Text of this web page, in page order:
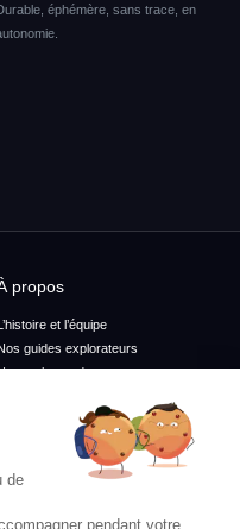
éphémère, sans trace, en
propos
et l’équipe
guides explorateurs
ambassadeurs
Conditions générales de vente
Conditions générales d'utilisation
de
pendant votre